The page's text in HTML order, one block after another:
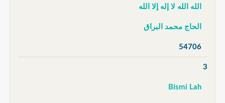
الله الله لا إله إلا الله
الحاج محمد البراق
54706
3
Bismi Lah